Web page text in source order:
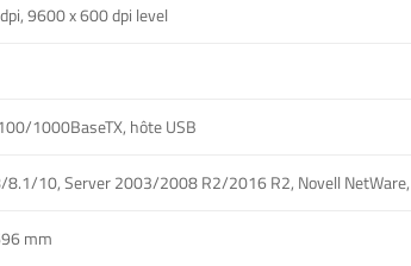
9600 x 600 dpi level
1000BaseTX, hôte USB
10, Server 2003/2008 R2/2016 R2, Novell NetWare,
mm